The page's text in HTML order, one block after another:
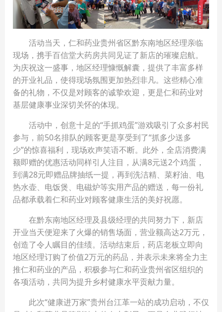
活动当天，仁和药业贵州省区黔东南地区经理亲临
现场，携手百信堂大药房共同见证了新店的璀璨启航。
为庆祝这一盛事，地区经理慷慨解囊，提供了丰富多样
的开业礼品，使得现场氛围更加热烈非凡。这些精心准
备的礼物，不仅是对顾客的诚挚欢迎，更是仁和药业对
基层健康事业深切关怀的体现。
活动中，创意十足的“手抓鸡蛋”游戏吸引了众多村民
参与，前50名排队的顾客更是享受到了“抓多少送多
少”的惊喜福利，现场欢声笑语不断。此外，全店消费满
额即赠的优惠活动同样引人注目，从满8元送2个鸡蛋，
到满28元即赠品牌抽纸一提，再到洗洁精、菜籽油、电
热水壶、电饭煲、电磁炉等实用产品的赠送，每一份礼
品都承载着仁和药业对顾客健康生活的美好祝愿。
在黔东南地区经理及县级经理的共同努力下，新店
开业当天便迎来了火爆的销售场面，营业额高达2万元，
创造了令人瞩目的佳绩。活动结束后，药店老板立即向
地区经理订购了价值2万元的药品，并表示未来将全力主
推仁和药业的产品，积极参与仁和药业贵州省区组织的
各项活动，共同为提升乡村健康水平贡献力量。
此次“健康进万家”贵州台江革一站的成功启动，不仅